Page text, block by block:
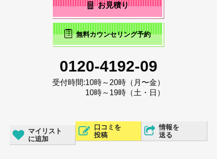
お見積り
無料カウンセリング予約
0120-4192-09
受付時間:10時～20時（月〜金）
10時～19時（土・日）
マイリスト
に追加
口コミを
投稿
情報を
送る